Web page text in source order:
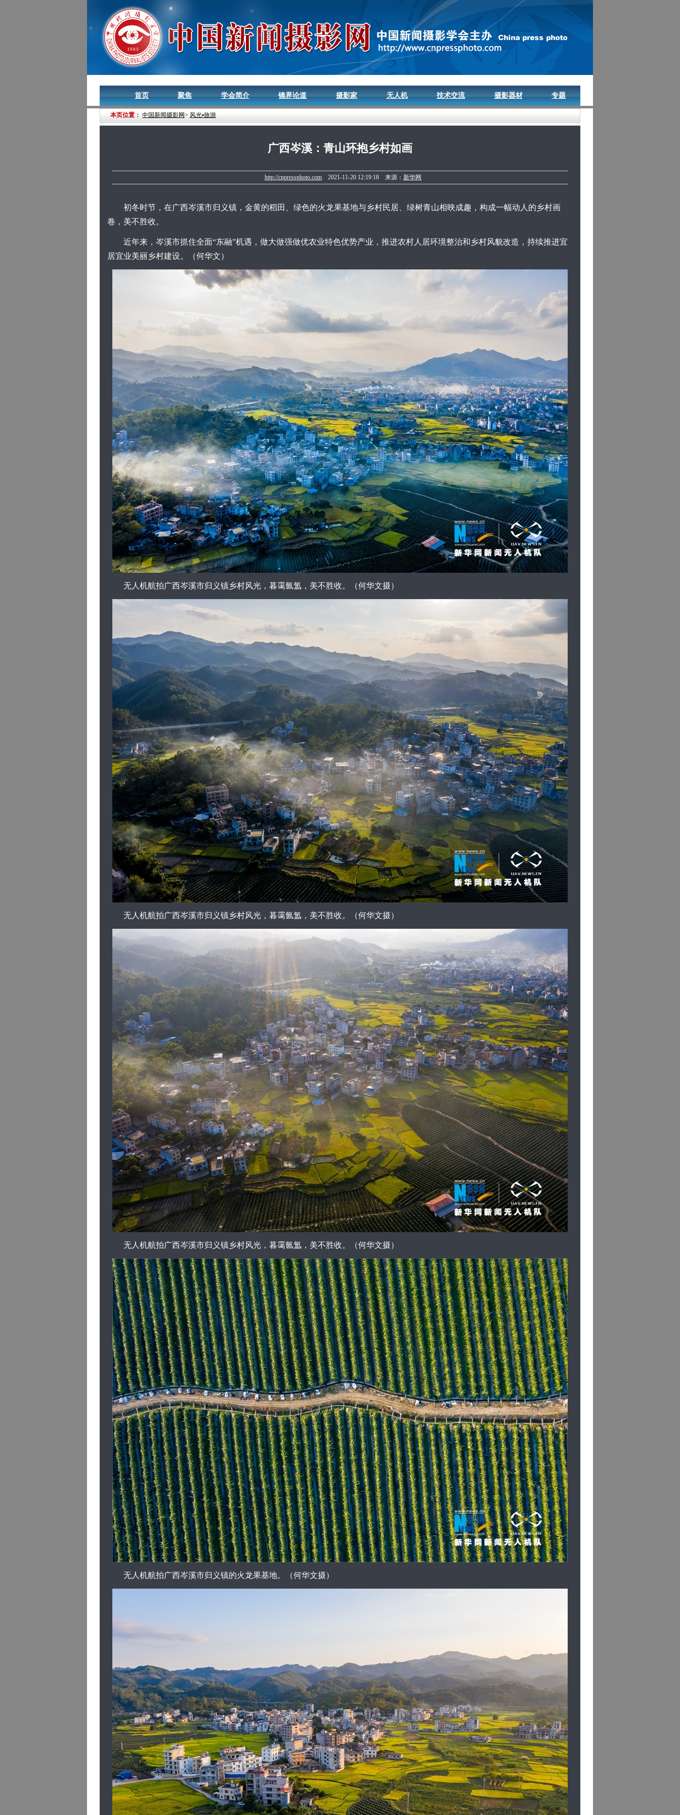
首页 聚焦 学会简介 镜界论道 摄影家 无人机 技术交流 摄影器材 专题
本页位置： 中国新闻摄影网> 风光▪旅游
广西岑溪：青山环抱乡村如画
http://cnpressphoto.com 2021-11-20 12:19:18 来源： 新华网
初冬时节，在广西岑溪市归义镇，金黄的稻田、绿色的火龙果基地与乡村民居、绿树青山相映成趣，构成一幅动人的乡村画
卷，美不胜收。
近年来，岑溪市抓住全面“东融”机遇，做大做强做优农业特色优势产业，推进农村人居环境整治和乡村风貌改造，持续推进宜
居宜业美丽乡村建设。（何华文）
无人机航拍广西岑溪市归义镇乡村风光，暮霭氤氲，美不胜收。（何华文摄）
无人机航拍广西岑溪市归义镇乡村风光，暮霭氤氲，美不胜收。（何华文摄）
无人机航拍广西岑溪市归义镇乡村风光，暮霭氤氲，美不胜收。（何华文摄）
无人机航拍广西岑溪市归义镇的火龙果基地。（何华文摄）